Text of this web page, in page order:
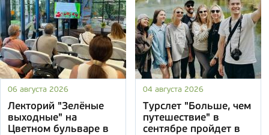
06 августа 2026
Лекторий "Зелёные
выходные" на
Цветном бульваре в
04 августа 2026
Турслет "Больше, чем
путешествие" в
сентябре пройдет в